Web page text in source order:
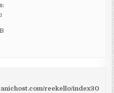
reekello/index30